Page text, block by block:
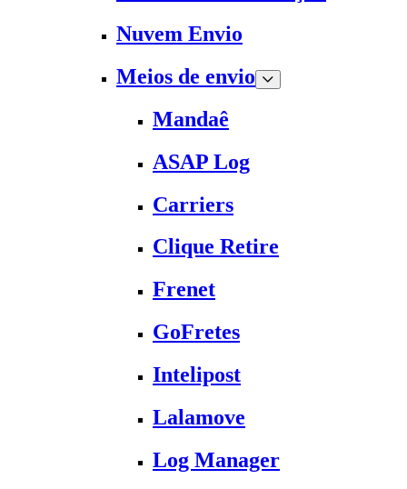
Nuvem Envio
Meios de envio
Mandaê
ASAP Log
Carriers
Clique Retire
Frenet
GoFretes
Intelipost
Lalamove
Log Manager